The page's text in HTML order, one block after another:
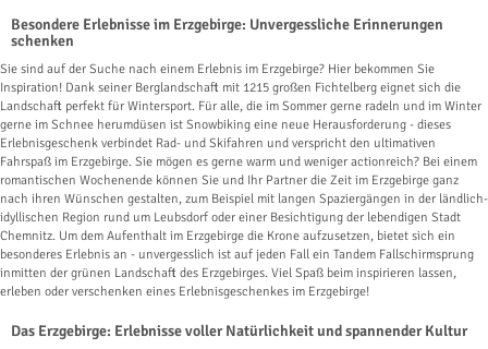
Besondere Erlebnisse im Erzgebirge: Unvergessliche Erinnerungen
schenken
Sie sind auf der Suche nach einem Erlebnis im Erzgebirge? Hier bekommen Sie
Inspiration! Dank seiner Berglandschaft mit 1215 großen Fichtelberg eignet sich die
Landschaft perfekt für Wintersport. Für alle, die im Sommer gerne radeln und im Winter
gerne im Schnee herumdüsen ist Snowbiking eine neue Herausforderung - dieses
Erlebnisgeschenk verbindet Rad- und Skifahren und verspricht den ultimativen
Fahrspaß im Erzgebirge. Sie mögen es gerne warm und weniger actionreich? Bei einem
romantischen Wochenende können Sie und Ihr Partner die Zeit im Erzgebirge ganz
nach ihren Wünschen gestalten, zum Beispiel mit langen Spaziergängen in der ländlich-
idyllischen Region rund um Leubsdorf oder einer Besichtigung der lebendigen Stadt
Chemnitz. Um dem Aufenthalt im Erzgebirge die Krone aufzusetzen, bietet sich ein
besonderes Erlebnis an - unvergesslich ist auf jeden Fall ein Tandem Fallschirmsprung
inmitten der grünen Landschaft des Erzgebirges. Viel Spaß beim inspirieren lassen,
erleben oder verschenken eines Erlebnisgeschenkes im Erzgebirge!
Das Erzgebirge: Erlebnisse voller Natürlichkeit und spannender Kultur